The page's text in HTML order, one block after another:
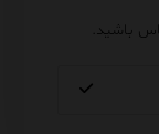
باشید.